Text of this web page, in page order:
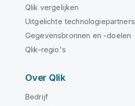
Qlik vergelijken
Uitgelichte technologiepartners
Gegevensbronnen en -doelen
Qlik-regio's
Over Qlik
Bedrijf